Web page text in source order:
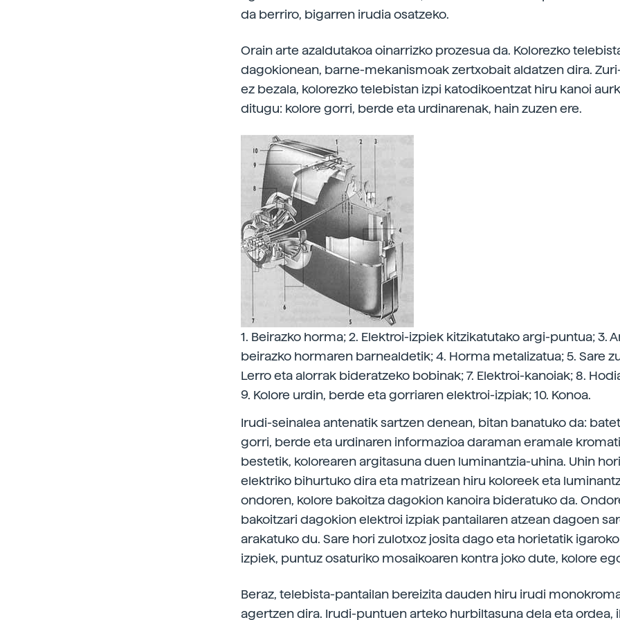
da berriro, bigarren irudia osatzeko.
Orain arte azaldutakoa oinarrizko prozesua da. Kolorezko
dagokionean, barne-mekanismoak zertxobait aldatzen dira.
ez bezala, kolorezko telebistan izpi katodikoentzat hiru kanoi
ditugu: kolore gorri, berde eta urdinarenak, hain zuzen ere.
1. Beirazko horma; 2. Elektroi-izpiek kitzikatutako argi-puntua; 3.
beirazko hormaren barnealdetik; 4. Horma metalizatua; 5. Sare
Lerro eta alorrak bideratzeko bobinak; 7. Elektroi-kanoiak; 8.
9. Kolore urdin, berde eta gorriaren elektroi-izpiak; 10. Konoa.
Irudi-seinalea antenatik sartzen denean, bitan banatuko da:
gorri, berde eta urdinaren informazioa daraman eramale
bestetik, kolorearen argitasuna duen luminantzia-uhina. Uhin
elektriko bihurtuko dira eta matrizean hiru koloreek eta
ondoren, kolore bakoitza dagokion kanoira bideratuko da.
bakoitzari dagokion elektroi izpiak pantailaren atzean dagoen
arakatuko du. Sare hori zulotxoz josita dago eta horietatik
izpiek, puntuz osaturiko mosaikoaren kontra joko dute, kolore
Beraz, telebista-pantailan bereizita dauden hiru irudi
agertzen dira. Irudi-puntuen arteko hurbiltasuna dela eta ordea,